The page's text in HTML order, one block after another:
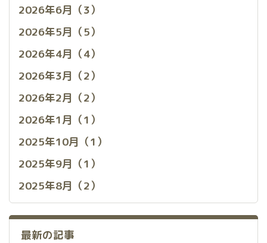
2026年6月（3）
2026年5月（5）
2026年4月（4）
2026年3月（2）
2026年2月（2）
2026年1月（1）
2025年10月（1）
2025年9月（1）
2025年8月（2）
最新の記事